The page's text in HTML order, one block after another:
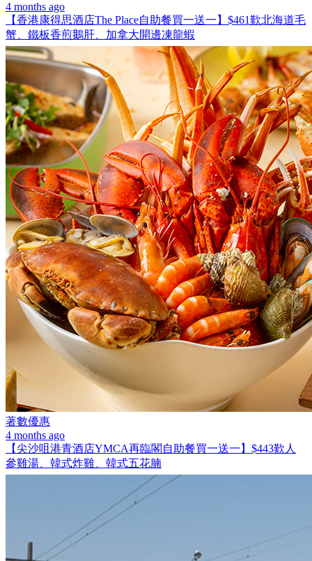
4 months ago
【香港康得思酒店The Place自助餐買一送一】$461歎北海道毛
蟹、鐵板香煎鵝肝、加拿大開邊凍龍蝦
著數優惠
4 months ago
【尖沙咀港青酒店YMCA再臨閣自助餐買一送一】$443歎人
參雞湯、韓式炸雞、韓式五花腩